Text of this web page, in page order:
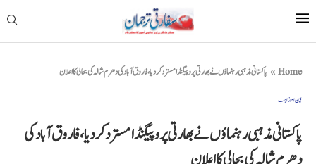
Home
» پاکستانی مذہبی رہنماؤں نے بھارتی پروپیگنڈا مسترد کر دیا، فاروق آباد کی دھرم شالہ کی بحالی کا اعلان
بین المذاہب
پاکستانی مذہبی رہنماؤں نے بھارتی پروپیگنڈا مسترد کر دیا، فاروق آباد کی